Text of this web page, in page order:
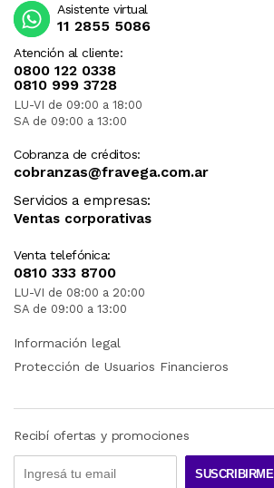
Atención al cliente:
0800 122 0338
0810 999 3728
LU-VI de 09:00 a 18:00
SA de 09:00 a 13:00
Cobranza de créditos:
cobranzas@fravega.com.ar
Servicios a empresas:
Ventas corporativas
Venta telefónica:
0810 333 8700
LU-VI de 08:00 a 20:00
SA de 09:00 a 13:00
Asistente virtual
11 2855 5086
Información legal
Protección de Usuarios Financieros
Recibí ofertas y promociones
SUSCRIBIRME